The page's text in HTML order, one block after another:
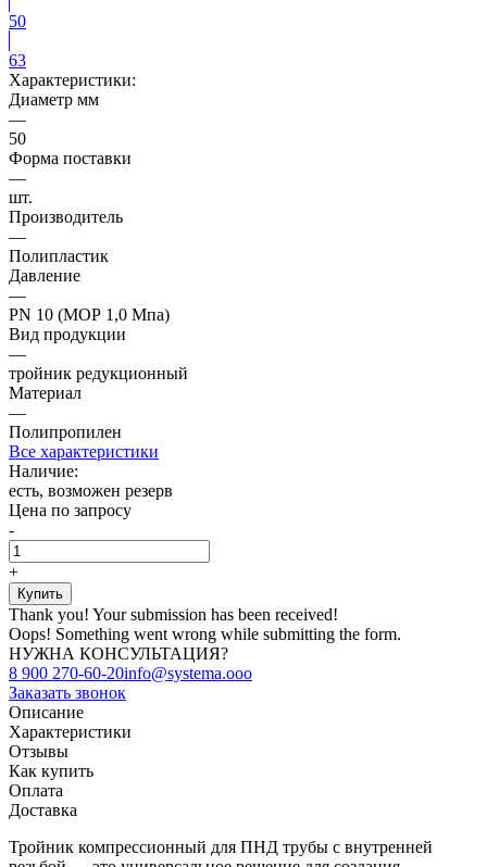
50
63
Характеристики:
Диаметр мм
—
50
Форма поставки
—
шт.
Производитель
—
Полипластик
Давление
—
PN 10 (МОР 1,0 Мпа)
Вид продукции
—
тройник редукционный
Материал
—
Полипропилен
Все характеристики
Наличие:
есть, возможен резерв
Цена по запросу
-
+
Thank you! Your submission has been received!
Oops! Something went wrong while submitting the form.
НУЖНА КОНСУЛЬТАЦИЯ?
8 900 270-60-20info@systema.ooo
Заказать звонок
Описание
Характеристики
Отзывы
Как купить
Оплата
Доставка
Тройник компрессионный для ПНД трубы с внутренней